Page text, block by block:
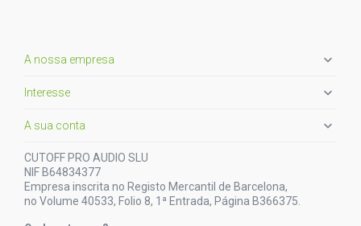
A nossa empresa 
Interesse 
A sua conta 
CUTOFF PRO AUDIO SLU
NIF B64834377
Empresa inscrita no Registo Mercantil de Barcelona,
no Volume 40533, Folio 8, 1ª Entrada, Página B366375.